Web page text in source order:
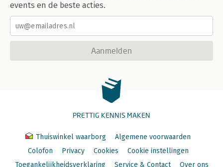
events en de beste acties.
Aanmelden
PRETTIG KENNIS MAKEN
Thuiswinkel waarborg
Algemene voorwaarden
Colofon
Privacy Cookies
Cookie instellingen
Toegankelijkheidsverklaring
Service & Contact Over ons